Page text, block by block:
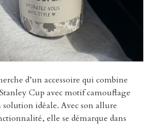
d’un accessoire qui combine
Cup avec motif camouflage
idéale. Avec son allure
elle se démarque dans